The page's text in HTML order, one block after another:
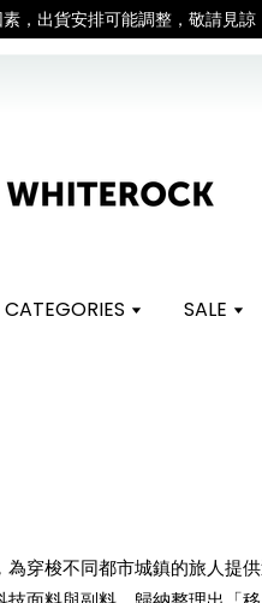
因素，出貨安排可能調整，敬請
CATEGORIES SALE
穿梭不同都市城鎮的旅人提